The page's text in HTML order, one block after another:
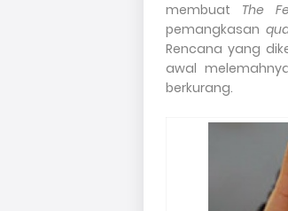
membuat The
pemangkasan
Rencana yang
awal
berkurang.